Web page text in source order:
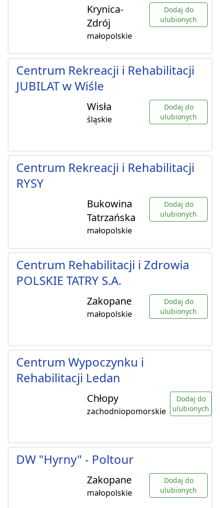
Krynica-
Zdrój
małopolskie
Dodaj do
ulubionych
Centrum Rekreacji i Rehabilitacji
JUBILAT w Wiśle
Wisła
śląskie
Dodaj do
ulubionych
Centrum Rekreacji i Rehabilitacji
RYSY
Bukowina
Tatrzańska
małopolskie
Dodaj do
ulubionych
Centrum Rehabilitacji i Zdrowia
POLSKIE TATRY S.A.
Zakopane
małopolskie
Dodaj do
ulubionych
Centrum Wypoczynku i
Rehabilitacji Ledan
Chłopy
zachodniopomorskie
Dodaj do
ulubionych
DW "Hyrny" - Poltour
Zakopane
małopolskie
Dodaj do
ulubionych